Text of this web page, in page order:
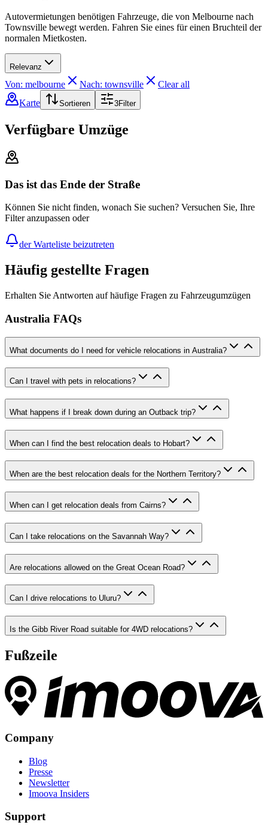
Autovermietungen benötigen Fahrzeuge, die von Melbourne nach
Townsville bewegt werden. Fahren Sie eines für einen Bruchteil der
normalen Mietkosten.
Relevanz
Von: melbourne Nach: townsville
Clear all
Karte
Sortieren 3Filter
Verfügbare Umzüge
Das ist das Ende der Straße
Können Sie nicht finden, wonach Sie suchen? Versuchen Sie, Ihre
Filter anzupassen oder
der Warteliste beizutreten
Häufig gestellte Fragen
Erhalten Sie Antworten auf häufige Fragen zu Fahrzeugumzügen
Australia FAQs
What documents do I need for vehicle relocations in Australia?
Can I travel with pets in relocations?
What happens if I break down during an Outback trip?
When can I find the best relocation deals to Hobart?
When are the best relocation deals for the Northern Territory?
When can I get relocation deals from Cairns?
Can I take relocations on the Savannah Way?
Are relocations allowed on the Great Ocean Road?
Can I drive relocations to Uluru?
Is the Gibb River Road suitable for 4WD relocations?
Fußzeile
Company
Blog
Presse
Newsletter
Imoova Insiders
Support